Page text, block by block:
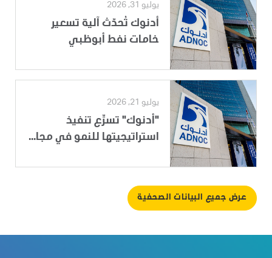
يوليو 31, 2026
أدنوك تُحدّث آلية تسعير
خامات نفط أبوظبي
يوليو 21, 2026
"أدنوك" تسرِّع تنفيذ
استراتيجيتها للنمو في مجا...
عرض جميع البيانات الصحفية